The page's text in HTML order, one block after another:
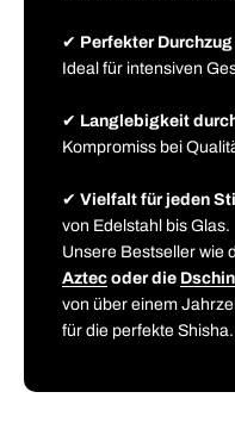
✔ Perfekter
Ideal für intensiven
✔ Langlebigkeit
Kompromiss bei
✔ Vielfalt für jeden Stil
von Edelstahl bis Glas.
Unsere Bestseller wie
Aztec oder die
von über einem
für die perfekte Shisha.